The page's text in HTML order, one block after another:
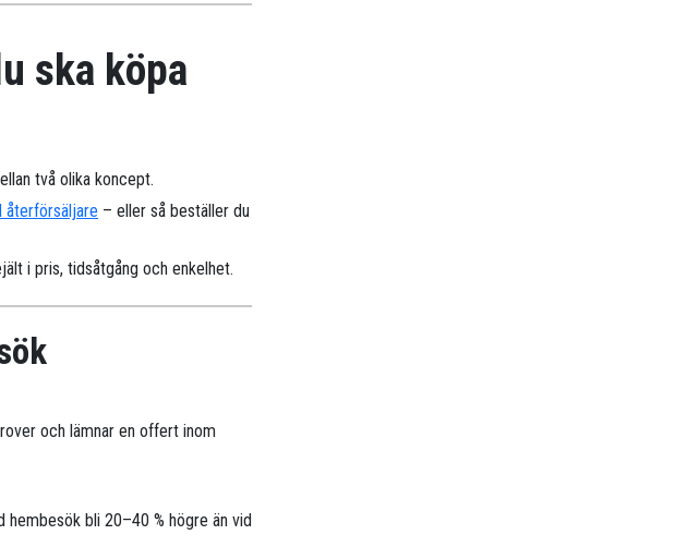
ska köpa
två olika koncept.
återförsäljare – eller så beställer du
i pris, tidsåtgång och enkelhet.
och lämnar en offert inom
bli 20–40 % högre än vid